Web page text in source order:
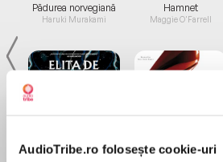
AudioTribe.ro folosește cookie-uri
Pădurea norvegiană
Haruki Murakami
Elita de Argint (Elita
Hamnet
Maggie O'Farrell
Diavolul se îmbracă de